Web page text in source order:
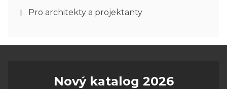
Pro architekty a projektanty
Nový katalog 2026